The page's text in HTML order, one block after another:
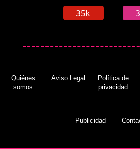
35k
Quiénes
somos
Aviso Legal
Política de
privacidad
Publicidad